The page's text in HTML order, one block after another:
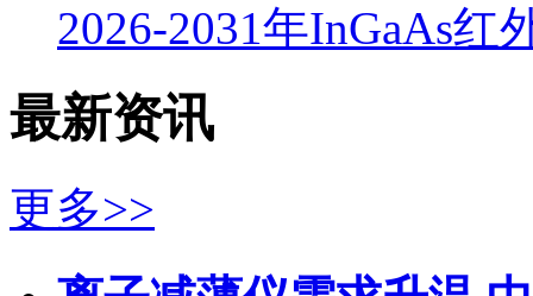
2026-2031年InGaAs红
最新资讯
更多>>